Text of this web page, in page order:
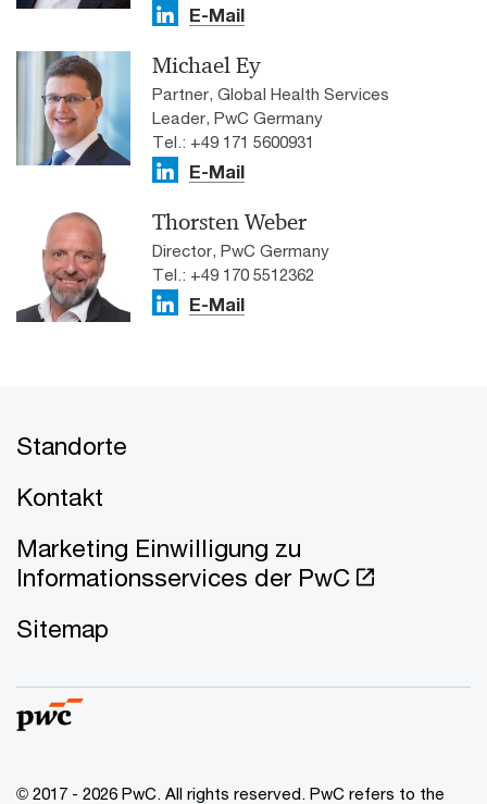
E-Mail
Michael Ey
Partner, Global Health Services
Leader, PwC Germany
Tel.: +49 171 5600931
E-Mail
Thorsten Weber
Director, PwC Germany
Tel.: +49 170 5512362
E-Mail
Standorte
Kontakt
Marketing Einwilligung zu
Informationsservices der PwC
Sitemap
© 2017 - 2026 PwC. All rights reserved. PwC refers to the